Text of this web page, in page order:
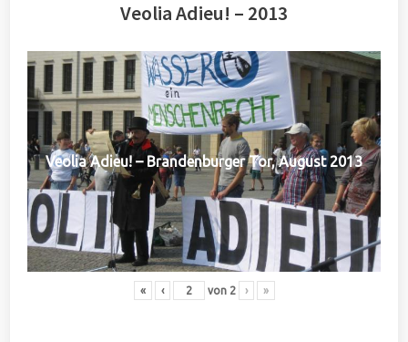
Veolia Adieu! – 2013
Veolia Adieu! – Brandenburger Tor, August 2013
« ‹ von 2 › »